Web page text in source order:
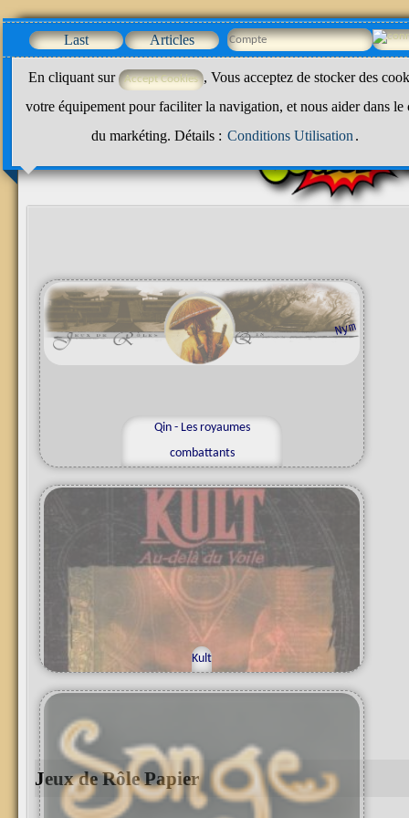
Last Articles
En cliquant sur
, Vous acceptez de stocker des
votre équipement pour faciliter la navigation, et nous aider dans le
du markéting. Détails : Conditions Utilisation .
Jeux de Rôle Papier
n
ym
Qin - Les royaumes
combattants
Kult